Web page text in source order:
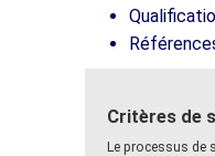
Critères de
Le processus de